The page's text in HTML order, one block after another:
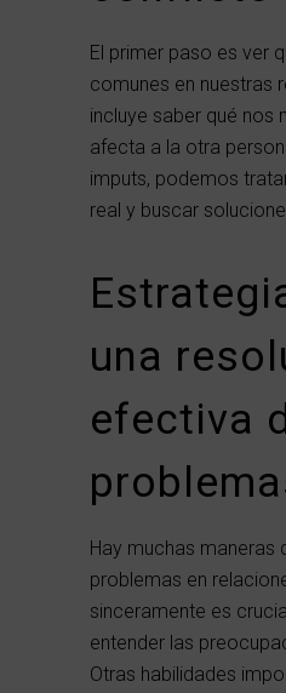
El primer paso es ver
comunes en nuestras
incluye saber qué nos
afecta a la otra
imputs, podemos
real y buscar
una
efectiva
Hay muchas maneras
problemas en
sinceramente es
entender las
Otras habilidades